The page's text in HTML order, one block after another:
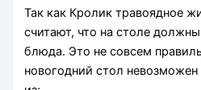
Так как Кролик травоядное
считают, что на столе
блюда. Это не совсем
новогодний стол